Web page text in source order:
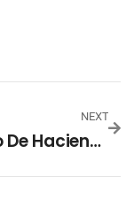
NEXT
Ministro De Hacienda Presenta Dos Iniciativas Ante La Comisión De Hacienda